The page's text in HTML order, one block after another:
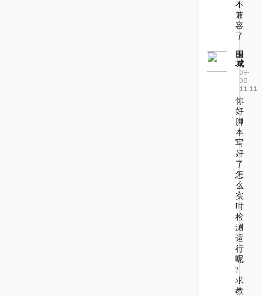
不
兼
容
了
围
城
09-
08
11:11
你
好
脚
本
写
好
了
怎
么
实
时
检
测
运
行
呢
?
求
教